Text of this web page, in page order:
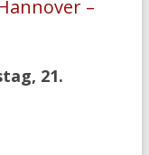
–
21.